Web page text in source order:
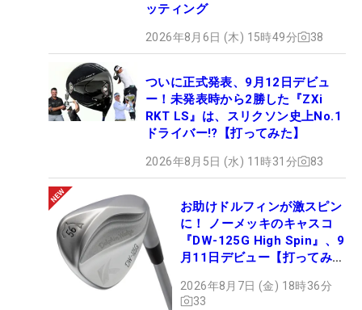
ッティング
2026年8月6日 (木) 15時49分 38
ついに正式発表、9月12日デビュ
ー！未発表時から2勝した『ZXi
RKT LS』は、スリクソン史上No.1
ドライバー!?【打ってみた】
2026年8月5日 (水) 11時31分 83
お助けドルフィンが激スピン
に！ ノーメッキのキャスコ
『DW-125G High Spin』、9
月11日デビュー【打ってみ
2026年8月7日 (金) 18時36分
33